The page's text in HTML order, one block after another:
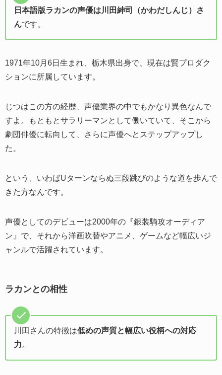
日本語版ラカンの声優は川田紳司（かわだしんじ）さ
んです。
1971年10月6日生まれ、栃木県出身で、現在は賢プロダク
ションに所属しています。
じつはこの方の経歴、声優業界の中でもかなり異色なんで
すよ。もともとサラリーマンとして働いていて、そこから
劇団俳優に転向して、さらに声優へとステップアップし
た。
という、いわばUターンならぬ三段跳びのような道を歩んで
きた方なんです。
声優としてのデビューは2000年の『銀装騎攻オーディア
ン』で、それから洋画吹替やアニメ、ゲームなど幅広いジ
ャンルで活躍されています。
ラカンとの相性
川田さんの特徴は低めの声質と幅広い役柄への対応
力。